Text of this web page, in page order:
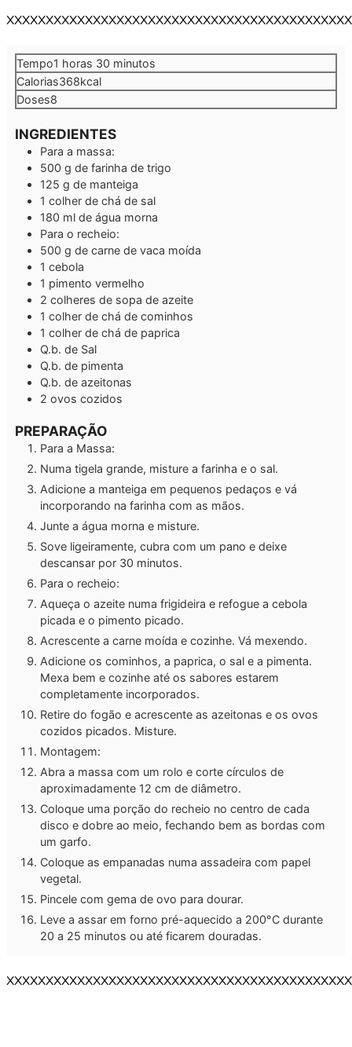
Tempo1 hora
horas 30 minutos
minutos
Calorias368kcal
Doses8
INGREDIENTES
Para a massa:
500 g de farinha de trigo
125 g de manteiga
1 colher de chá de sal
180 ml de água morna
Para o recheio:
500 g de carne de vaca moída
1 cebola
1 pimento vermelho
2 colheres de sopa de azeite
1 colher de chá de cominhos
1 colher de chá de paprica
Q.b. de Sal
Q.b. de pimenta
Q.b. de azeitonas
2 ovos cozidos
PREPARAÇÃO
Para a Massa:
Numa tigela grande, misture a farinha e o sal.
Adicione a manteiga em pequenos pedaços e vá
incorporando na farinha com as mãos.
Junte a água morna e misture.
Sove ligeiramente, cubra com um pano e deixe
descansar por 30 minutos.
Para o recheio:
Aqueça o azeite numa frigideira e refogue a cebola
picada e o pimento picado.
Acrescente a carne moída e cozinhe. Vá mexendo.
Adicione os cominhos, a paprica, o sal e a pimenta.
Mexa bem e cozinhe até os sabores estarem
completamente incorporados.
Retire do fogão e acrescente as azeitonas e os ovos
cozidos picados. Misture.
Montagem:
Abra a massa com um rolo e corte círculos de
aproximadamente 12 cm de diâmetro.
Coloque uma porção do recheio no centro de cada
disco e dobre ao meio, fechando bem as bordas com
um garfo.
Coloque as empanadas numa assadeira com papel
vegetal.
Pincele com gema de ovo para dourar.
Leve a assar em forno pré-aquecido a 200°C durante
20 a 25 minutos ou até ficarem douradas.